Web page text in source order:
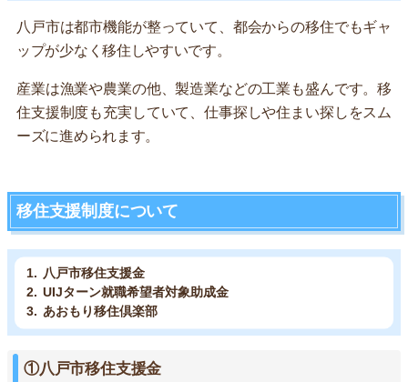
八戸市は都市機能が整っていて、都会からの移住でもギャ
ップが少なく移住しやすいです。
産業は漁業や農業の他、製造業などの工業も盛んです。移
住支援制度も充実していて、仕事探しや住まい探しをスム
ーズに進められます。
移住支援制度について
八戸市移住支援金
UIJターン就職希望者対象助成金
あおもり移住倶楽部
①八戸市移住支援金